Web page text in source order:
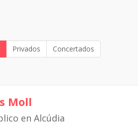
Privados Concertados
Moll
en Alcúdia